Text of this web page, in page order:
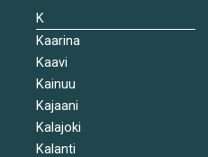
K
Kaarina
Kaavi
Kainuu
Kajaani
Kalajoki
Kalanti